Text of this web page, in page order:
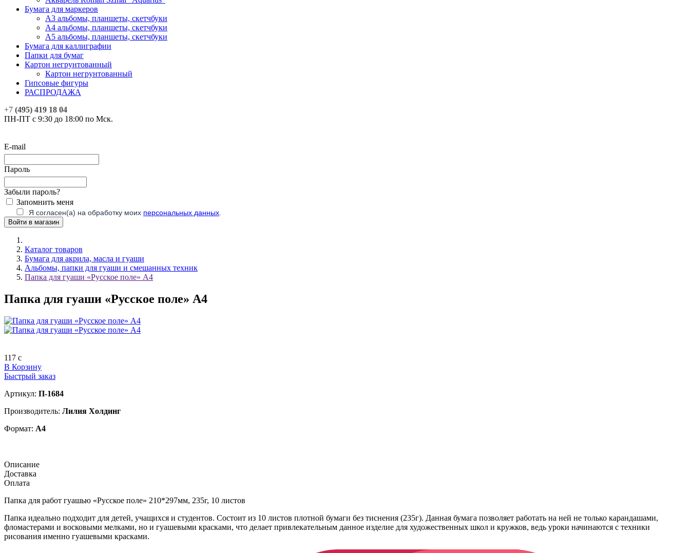
Бумага для маркеров
А3 альбомы, планшеты, скетчбуки
А4 альбомы, планшеты, скетчбуки
А5 альбомы, планшеты, скетчбуки
Бумага для каллиграфии
Папки для бумаг
Картон негрунтованный
Картон негрунтованный
Гипсовые фигуры
РАСПРОДАЖА
+7 (495) 419 18 04
ПН-ПТ с 9:30 до 18:00 по Мск.
E-mail
Пароль
Забыли пароль?
Запомнить меня
Я согласен(а) на обработку моих персональных данных
Каталог товаров
Бумага для акрила, масла и гуаши
Альбомы, папки для гуаши и смешанных техник
Папка для гуаши «Русское поле» А4
Папка для гуаши «Русское поле» А4
117 c
В Корзину
Быстрый заказ
Артикул: П-1684
Производитель: Лилия Холдинг
Формат: А4
Описание
Доставка
Оплата
Папка для работ гуашью «Русское поле» 210*297мм, 235г, 10 листов
Папка идеально подходит для детей, учащихся и студентов. Состоит из 10 листов плотной бумаги без тиснения (235г). Данная бумага позволяет работать на ней не только карандашами,
фломастерами и восковыми мелками, но и гуашевыми красками, что делает привлекательным данное изделие для художественных школ и кружков, ведь уроки начинаются с техники
рисования именно гуашевыми красками.